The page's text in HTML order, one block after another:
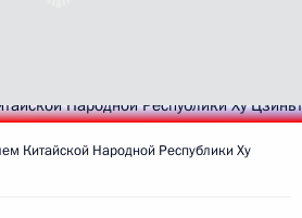
Китайской Народной Республики Ху